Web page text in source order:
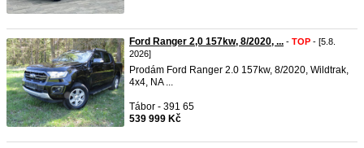
Ford Ranger 2,0 157kw, 8/2020, ... - TOP - [5.8.
2026]
Prodám Ford Ranger 2.0 157kw, 8/2020, Wildtrak,
4x4, NA ...
Tábor - 391 65
539 999 Kč